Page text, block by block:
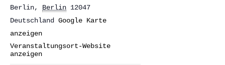
Berlin, Berlin 12047
Deutschland
Google Karte
anzeigen
Veranstaltungsort-Website
anzeigen